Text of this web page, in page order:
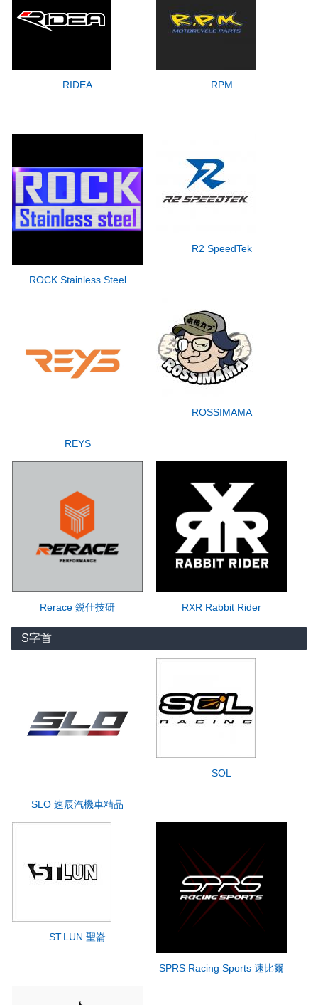
RIDEA RPM
ROCK Stainless Steel
R2 SpeedTek
REYS
ROSSIMAMA
Rerace 鋭仕技研 RXR Rabbit Rider
S字首
SLO 速辰汽機車精品
SOL
ST.LUN 聖崙
SPRS Racing Sports 速比爾